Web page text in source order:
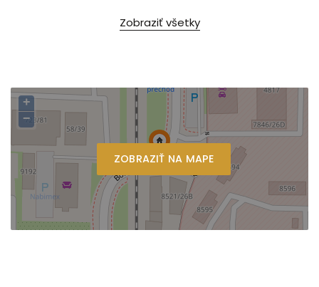
Zobraziť všetky
ZOBRAZIŤ NA MAPE
+
−